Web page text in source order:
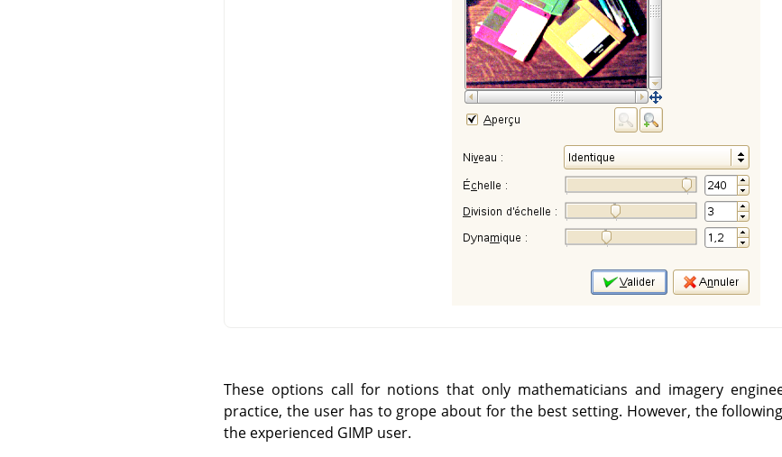
These options call for notions that only mathematicians and imagery
practice, the user has to grope about for the best setting. However, the
the experienced GIMP user.